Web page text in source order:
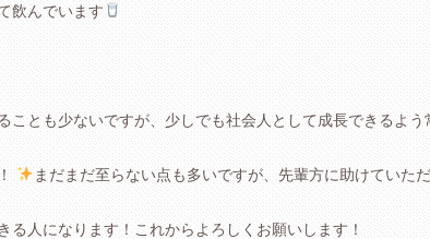
飲んでいます
ことも少ないですが、少しでも社会人として成長できるよう
まだまだ至らない点も多いですが、先輩方に助けていた
る人になります！これからよろしくお願いします！